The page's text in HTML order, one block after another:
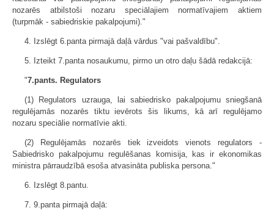
nozarēs atbilstoši nozaru speciālajiem normatīvajiem aktiem
(turpmāk - sabiedriskie pakalpojumi)."
4. Izslēgt 6.panta pirmajā daļā vārdus "vai pašvaldību".
5. Izteikt 7.panta nosaukumu, pirmo un otro daļu šādā redakcijā:
"7.pants. Regulators
(1) Regulators uzrauga, lai sabiedrisko pakalpojumu sniegšanā
regulējamās nozarēs tiktu ievērots šis likums, kā arī regulējamo
nozaru speciālie normatīvie akti.
(2) Regulējamās nozarēs tiek izveidots vienots regulators -
Sabiedrisko pakalpojumu regulēšanas komisija, kas ir ekonomikas
ministra pārraudzībā esoša atvasināta publiska persona."
6. Izslēgt 8.pantu.
7. 9.panta pirmajā daļā: